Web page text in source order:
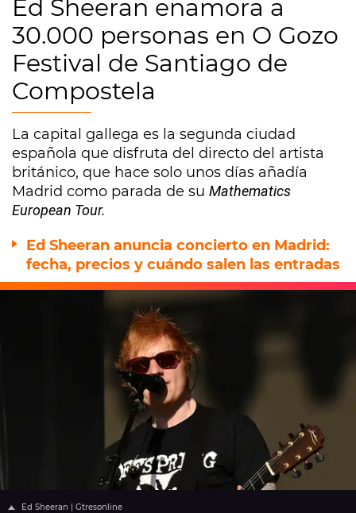
Ed Sheeran enamora a
30.000 personas en O Gozo
Festival de Santiago de
Compostela
La capital gallega es la segunda ciudad
española que disfruta del directo del artista
británico, que hace solo unos días añadía
Madrid como parada de su Mathematics
European Tour.
Ed Sheeran anuncia concierto en Madrid:
fecha, precios y cuándo salen las entradas
Ed Sheeran | Gtresonline